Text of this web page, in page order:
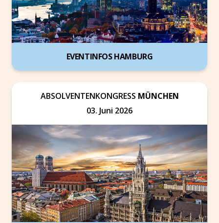
EVENTINFOS HAMBURG
ABSOLVENTENKONGRESS MÜNCHEN
03. Juni 2026